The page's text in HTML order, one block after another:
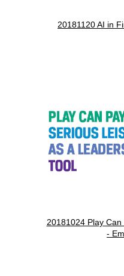
20181120 AI in
20181024 Play
-